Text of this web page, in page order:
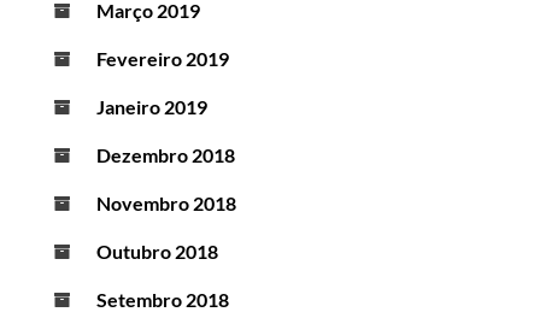
Março 2019
Fevereiro 2019
Janeiro 2019
Dezembro 2018
Novembro 2018
Outubro 2018
Setembro 2018